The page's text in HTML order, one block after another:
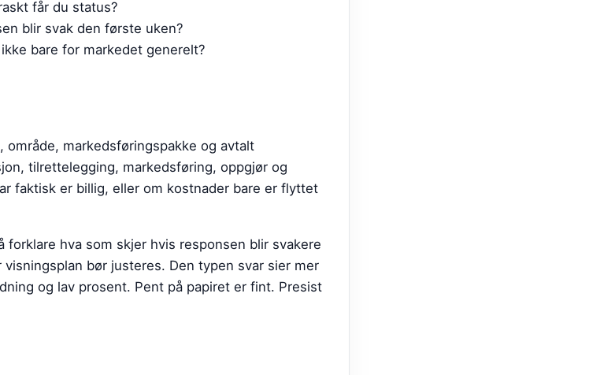
får du status?
blir svak den første uken?
bare for markedet generelt?
markedsføringspakke og avtalt
tilrettelegging, markedsføring, oppgjør og
faktisk er billig, eller om kostnader bare er flyttet
forklare hva som skjer hvis responsen blir svakere
bør justeres. Den typen svar sier mer
og lav prosent. Pent på papiret er fint. Presist